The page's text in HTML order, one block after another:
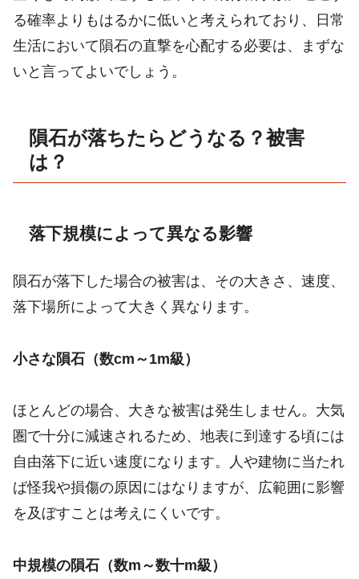
る確率よりもはるかに低いと考えられており、日常
生活において隕石の直撃を心配する必要は、まずな
いと言ってよいでしょう。
隕石が落ちたらどうなる？被害
は？
落下規模によって異なる影響
隕石が落下した場合の被害は、その大きさ、速度、
落下場所によって大きく異なります。
小さな隕石（数cm～1m級）
ほとんどの場合、大きな被害は発生しません。大気
圏で十分に減速されるため、地表に到達する頃には
自由落下に近い速度になります。人や建物に当たれ
ば怪我や損傷の原因にはなりますが、広範囲に影響
を及ぼすことは考えにくいです。
中規模の隕石（数m～数十m級）